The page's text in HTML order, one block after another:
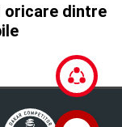
dintre